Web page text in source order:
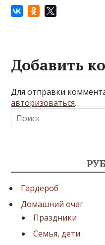
Добавить
Для отправки
авторизоваться.
Гардероб
Домашний очаг
Праздники
Семья, дети